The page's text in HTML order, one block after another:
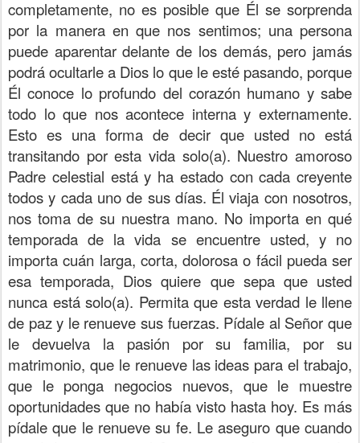
completamente, no es posible que Él se sorprenda
por la manera en que nos sentimos; una persona
puede aparentar delante de los demás, pero jamás
podrá ocultarle a Dios lo que le esté pasando, porque
Él conoce lo profundo del corazón humano y sabe
todo lo que nos acontece interna y externamente.
Esto es una forma de decir que usted no está
transitando por esta vida solo(a). Nuestro amoroso
Padre celestial está y ha estado con cada creyente
todos y cada uno de sus días. Él viaja con nosotros,
nos toma de su nuestra mano. No importa en qué
temporada de la vida se encuentre usted, y no
importa cuán larga, corta, dolorosa o fácil pueda ser
esa temporada, Dios quiere que sepa que usted
nunca está solo(a). Permita que esta verdad le llene
de paz y le renueve sus fuerzas. Pídale al Señor que
le devuelva la pasión por su familia, por su
matrimonio, que le renueve las ideas para el trabajo,
que le ponga negocios nuevos, que le muestre
oportunidades que no había visto hasta hoy. Es más
pídale que le renueve su fe. Le aseguro que cuando